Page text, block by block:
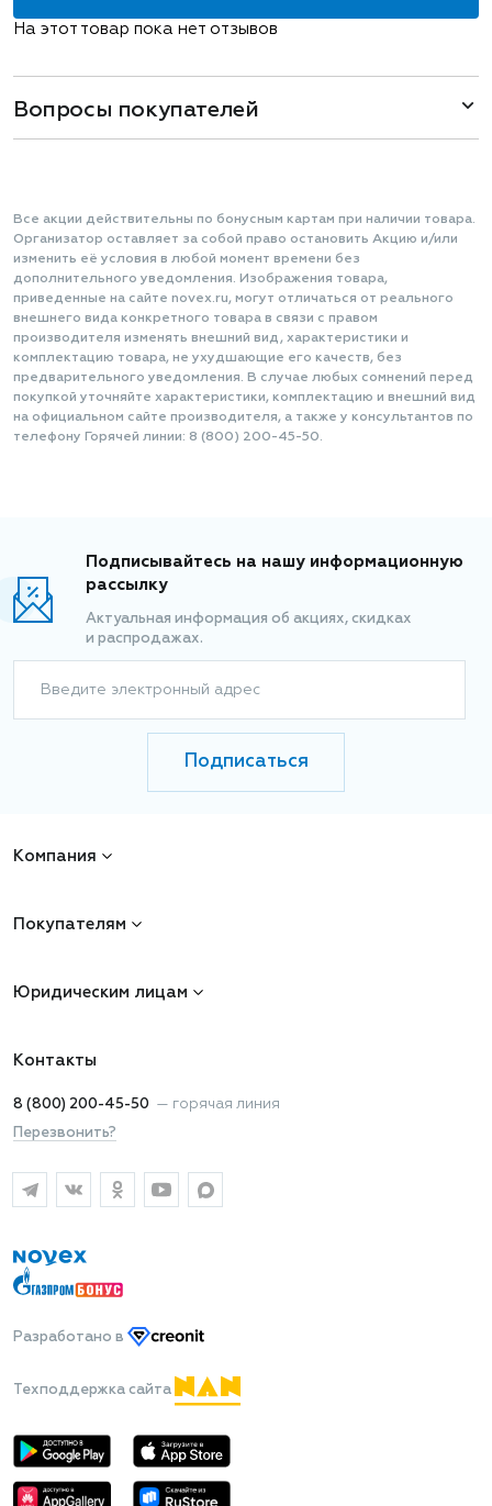
На этот товар пока нет отзывов
Вопросы покупателей
Все акции действительны по бонусным картам при наличии товара.
Организатор оставляет за собой право остановить Акцию и/или
изменить её условия в любой момент времени без
дополнительного уведомления. Изображения товара,
приведенные на сайте novex.ru, могут отличаться от реального
внешнего вида конкретного товара в связи с правом
производителя изменять внешний вид, характеристики и
комплектацию товара, не ухудшающие его качеств, без
предварительного уведомления. В случае любых сомнений перед
покупкой уточняйте характеристики, комплектацию и внешний вид
на официальном сайте производителя, а также у консультантов по
телефону Горячей линии: 8 (800) 200-45-50.
Подписывайтесь на нашу информационную
рассылку
Актуальная информация об акциях, скидках
и распродажах.
Введите электронный адрес
Подписаться
Компания
Покупателям
Юридическим лицам
Контакты
8 (800) 200-45-50 — горячая линия
Перезвонить?
Разработано в
Техподдержка сайта